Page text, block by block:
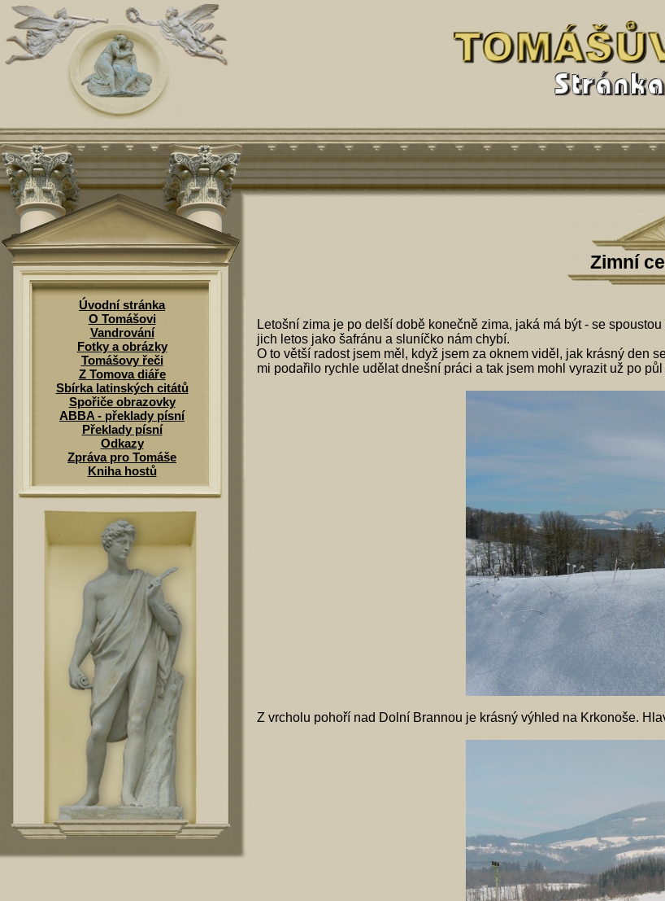
Úvodní stránka
O Tomášovi
Vandrování
Fotky a obrázky
Tomášovy řeči
Z Tomova diáře
Sbírka latinských citátů
Spořiče obrazovky
ABBA - překlady písní
Překlady písní
Odkazy
Zpráva pro Tomáše
Kniha hostů
Zimní
Letošní zima je po delší době konečně zima, jaká má být - se
jich letos jako šafránu a sluníčko nám chybí.
O to větší radost jsem měl, když jsem za oknem viděl, jak krásný den
mi podařilo rychle udělat dnešní práci a tak jsem mohl vyrazit už po
Z vrcholu pohoří nad Dolní Brannou je krásný výhled na Krkonoše.